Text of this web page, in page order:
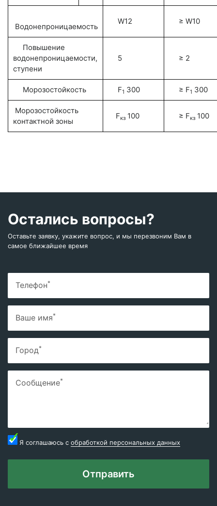
Водонепроницаемость
W12 ≥ W10
Повышение
водонепроницаемости,
ступени
5 ≥ 2
Морозостойкость F1 300 ≥ F1 300
Морозостойкость
контактной зоны
Fкз 100 ≥ Fкз 100
Остались вопросы?
Оставьте заявку, укажите вопрос, и мы перезвоним Вам в
самое ближайшее время
Телефон*
Ваше имя*
Город*
Сообщение*
Я соглашаюсь с обработкой персональных данных
Отправить